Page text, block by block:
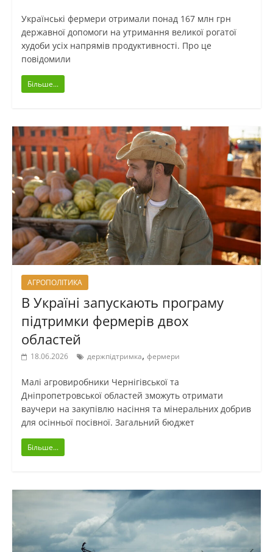
Українські фермери отримали понад 167 млн грн
державної допомоги на утримання великої рогатої
худоби усіх напрямів продуктивності. Про це
повідомили
Більше...
АГРОПОЛІТИКА
В Україні запускають програму
підтримки фермерів двох
областей
18.06.2026 держпідтримка, фермери
Малі агровиробники Чернігівської та
Дніпропетровської областей зможуть отримати
ваучери на закупівлю насіння та мінеральних добрив
для осінньої посівної. Загальний бюджет
Більше...